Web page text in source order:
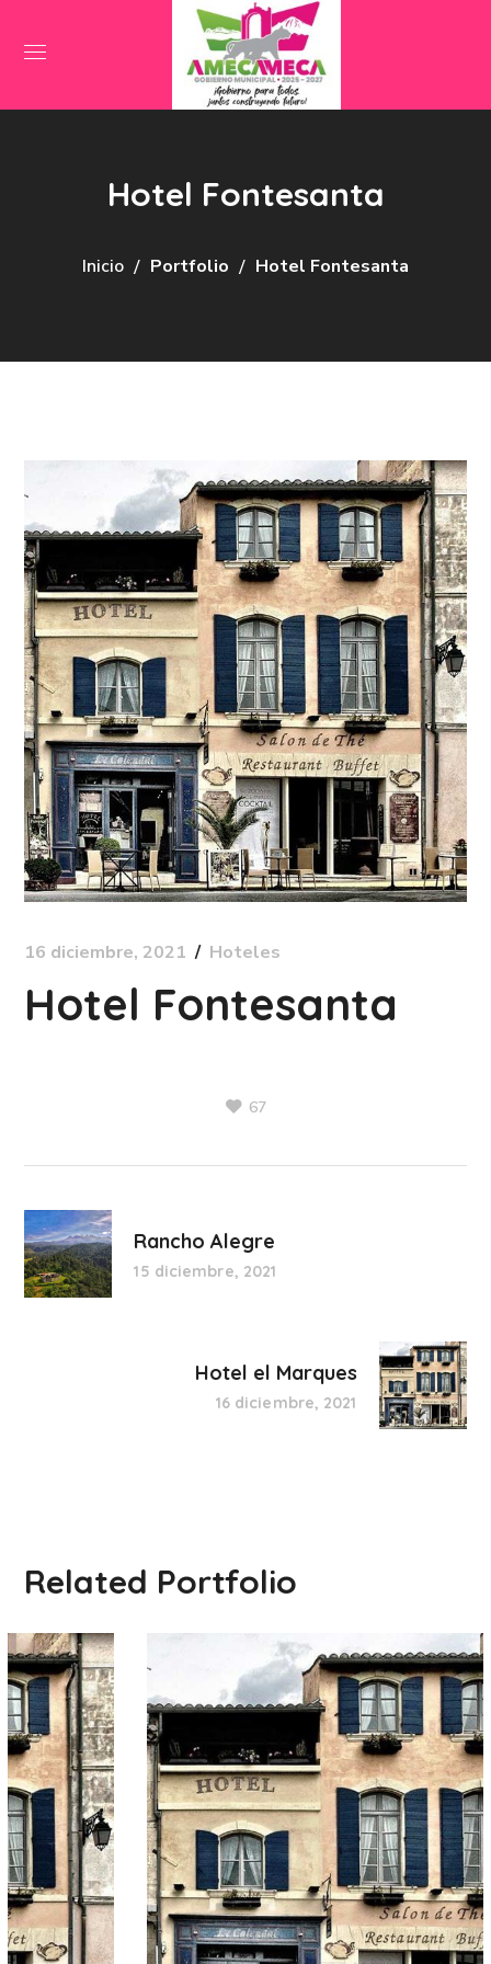
Hotel Fontesanta
Inicio Portfolio Hotel Fontesanta
16 diciembre, 2021 Hoteles
Hotel Fontesanta
67
Rancho Alegre
15 diciembre, 2021
Hotel el Marques
16 diciembre, 2021
Related Portfolio